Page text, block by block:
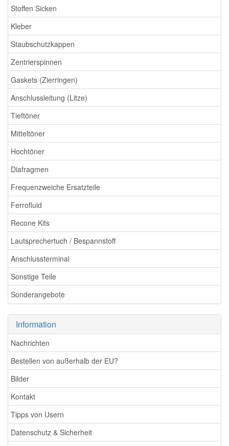
Stoffen Sicken
Kleber
Staubschutzkappen
Zentrierspinnen
Gaskets (Zierringen)
Anschlussleitung (Litze)
Tieftöner
Mitteltöner
Hochtöner
Diafragmen
Frequenzweiche Ersatzteile
Ferrofluid
Recone Kits
Lautsprechertuch / Bespannstoff
Anschlussterminal
Sonstige Teile
Sonderangebote
Information
Nachrichten
Bestellen von außerhalb der EU?
Bilder
Kontakt
Tipps von Usern
Datenschutz & Sicherheit